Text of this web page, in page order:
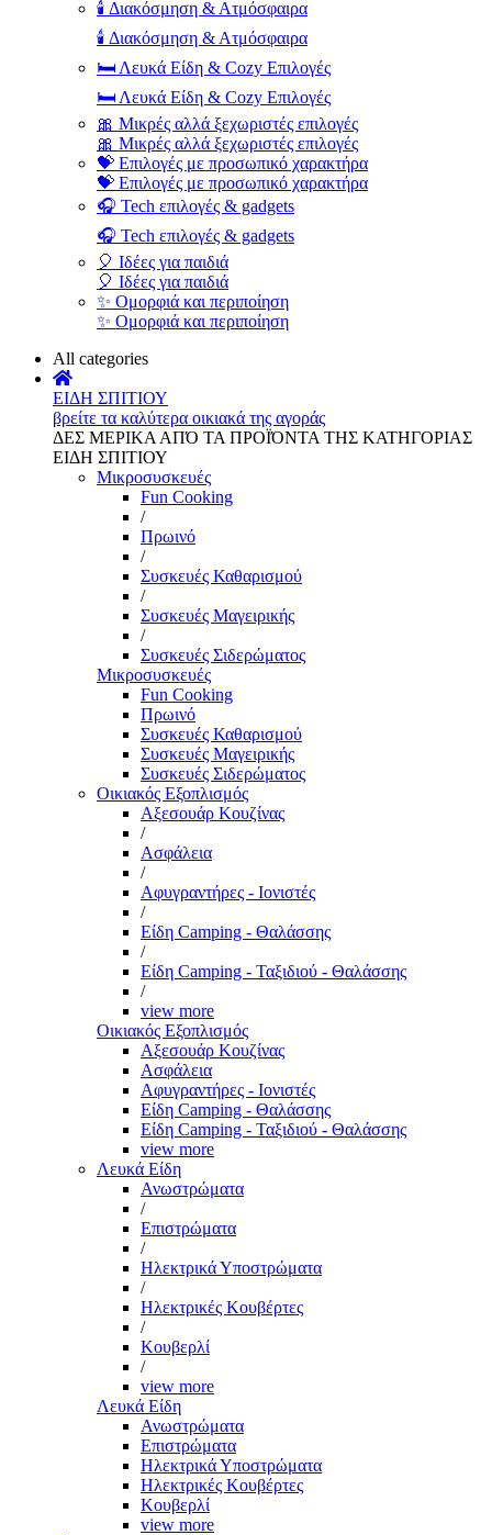
🕯️ Διακόσμηση & Ατμόσφαιρα
🕯️ Διακόσμηση & Ατμόσφαιρα
🛏️ Λευκά Είδη & Cozy Επιλογές
🛏️ Λευκά Είδη & Cozy Επιλογές
🎀 Μικρές αλλά ξεχωριστές επιλογές
🎀 Μικρές αλλά ξεχωριστές επιλογές
💝 Επιλογές με προσωπικό χαρακτήρα
💝 Επιλογές με προσωπικό χαρακτήρα
🎧 Tech επιλογές & gadgets
🎧 Tech επιλογές & gadgets
🎈 Ιδέες για παιδιά
🎈 Ιδέες για παιδιά
✨ Ομορφιά και περιποίηση
✨ Ομορφιά και περιποίηση
All categories
ΕΙΔΗ ΣΠΙΤΙΟΥ
βρείτε τα καλύτερα οικιακά της αγοράς
ΔΕΣ ΜΕΡΙΚΑ ΑΠΌ ΤΑ ΠΡΟΪΌΝΤΑ ΤΗΣ ΚΑΤΗΓΟΡΙΑΣ
ΕΙΔΗ ΣΠΙΤΙΟΥ
Μικροσυσκευές
Fun Cooking
/
Πρωινό
/
Συσκευές Καθαρισμού
/
Συσκευές Μαγειρικής
/
Συσκευές Σιδερώματος
Μικροσυσκευές
Fun Cooking
Πρωινό
Συσκευές Καθαρισμού
Συσκευές Μαγειρικής
Συσκευές Σιδερώματος
Οικιακός Εξοπλισμός
Αξεσουάρ Κουζίνας
/
Ασφάλεια
/
Αφυγραντήρες - Ιονιστές
/
Είδη Camping - Θαλάσσης
/
Είδη Camping - Ταξιδιού - Θαλάσσης
/
view more
Οικιακός Εξοπλισμός
Αξεσουάρ Κουζίνας
Ασφάλεια
Αφυγραντήρες - Ιονιστές
Είδη Camping - Θαλάσσης
Είδη Camping - Ταξιδιού - Θαλάσσης
view more
Λευκά Είδη
Ανωστρώματα
/
Επιστρώματα
/
Ηλεκτρικά Υποστρώματα
/
Ηλεκτρικές Κουβέρτες
/
Κουβερλί
/
view more
Λευκά Είδη
Ανωστρώματα
Επιστρώματα
Ηλεκτρικά Υποστρώματα
Ηλεκτρικές Κουβέρτες
Κουβερλί
view more